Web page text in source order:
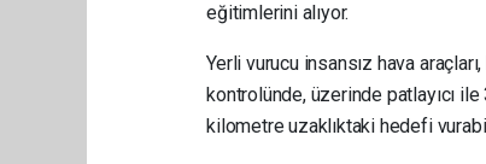
eğitimlerini alıyor.
Yerli vurucu insansız hava
kontrolünde, üzerinde patlayıcı
kilometre uzaklıktaki hedefi